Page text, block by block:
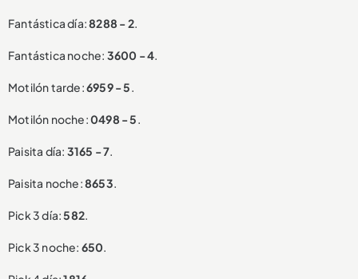
Fantástica día:8288 - 2.
Fantástica noche: 3600 - 4.
Motilón tarde:6959 - 5.
Motilón noche:0498 - 5.
Paisita día: 3165 - 7.
Paisita noche:8653.
Pick 3 día:582.
Pick 3 noche: 650.